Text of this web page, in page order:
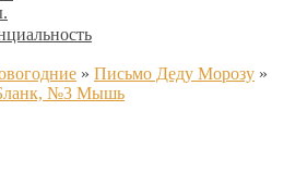
» Письмо Деду Морозу »
№3 Мышь